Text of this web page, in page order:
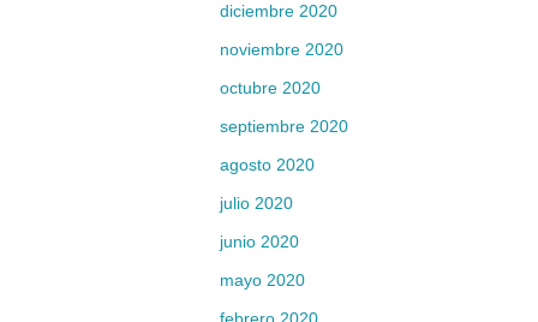
diciembre 2020
noviembre 2020
octubre 2020
septiembre 2020
agosto 2020
julio 2020
junio 2020
mayo 2020